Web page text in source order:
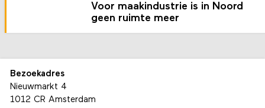
Voor maakindustrie is in Noord
geen ruimte meer
Bezoekadres
Nieuwmarkt 4
1012 CR Amsterdam